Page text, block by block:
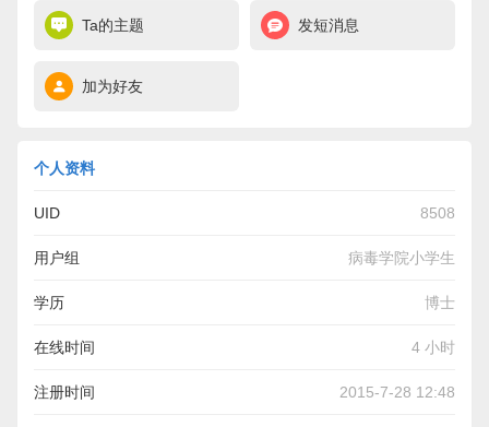
Ta的主题 发短消息
加为好友
个人资料
UID 8508
用户组 病毒学院小学生
学历 博士
在线时间 4 小时
注册时间 2015-7-28 12:48